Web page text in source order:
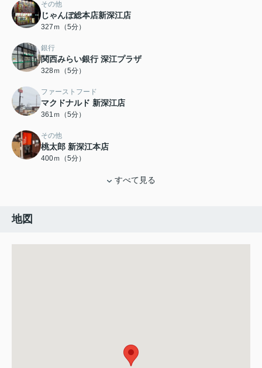
その他
じゃんぼ総本店新深江店
327ｍ（5分）
銀行
関西みらい銀行 深江プラザ
328ｍ（5分）
ファーストフード
マクドナルド 新深江店
361ｍ（5分）
その他
桃太郎 新深江本店
400ｍ（5分）
すべて見る
地図